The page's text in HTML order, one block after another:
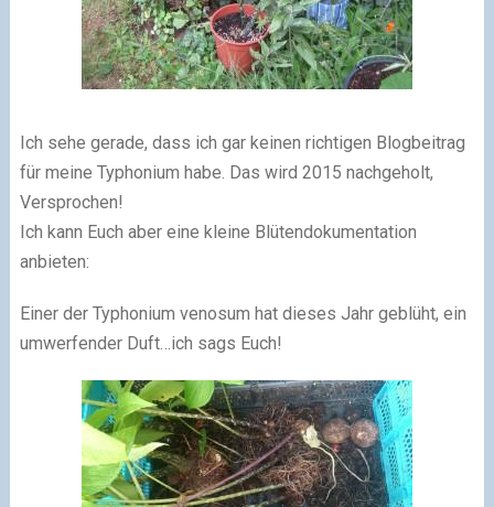
Ich sehe gerade, dass ich gar keinen richtigen Blogbeitrag
für meine Typhonium habe. Das wird 2015 nachgeholt,
Versprochen!
Ich kann Euch aber eine kleine Blütendokumentation
anbieten:
Einer der Typhonium venosum hat dieses Jahr geblüht, ein
umwerfender Duft…ich sags Euch!